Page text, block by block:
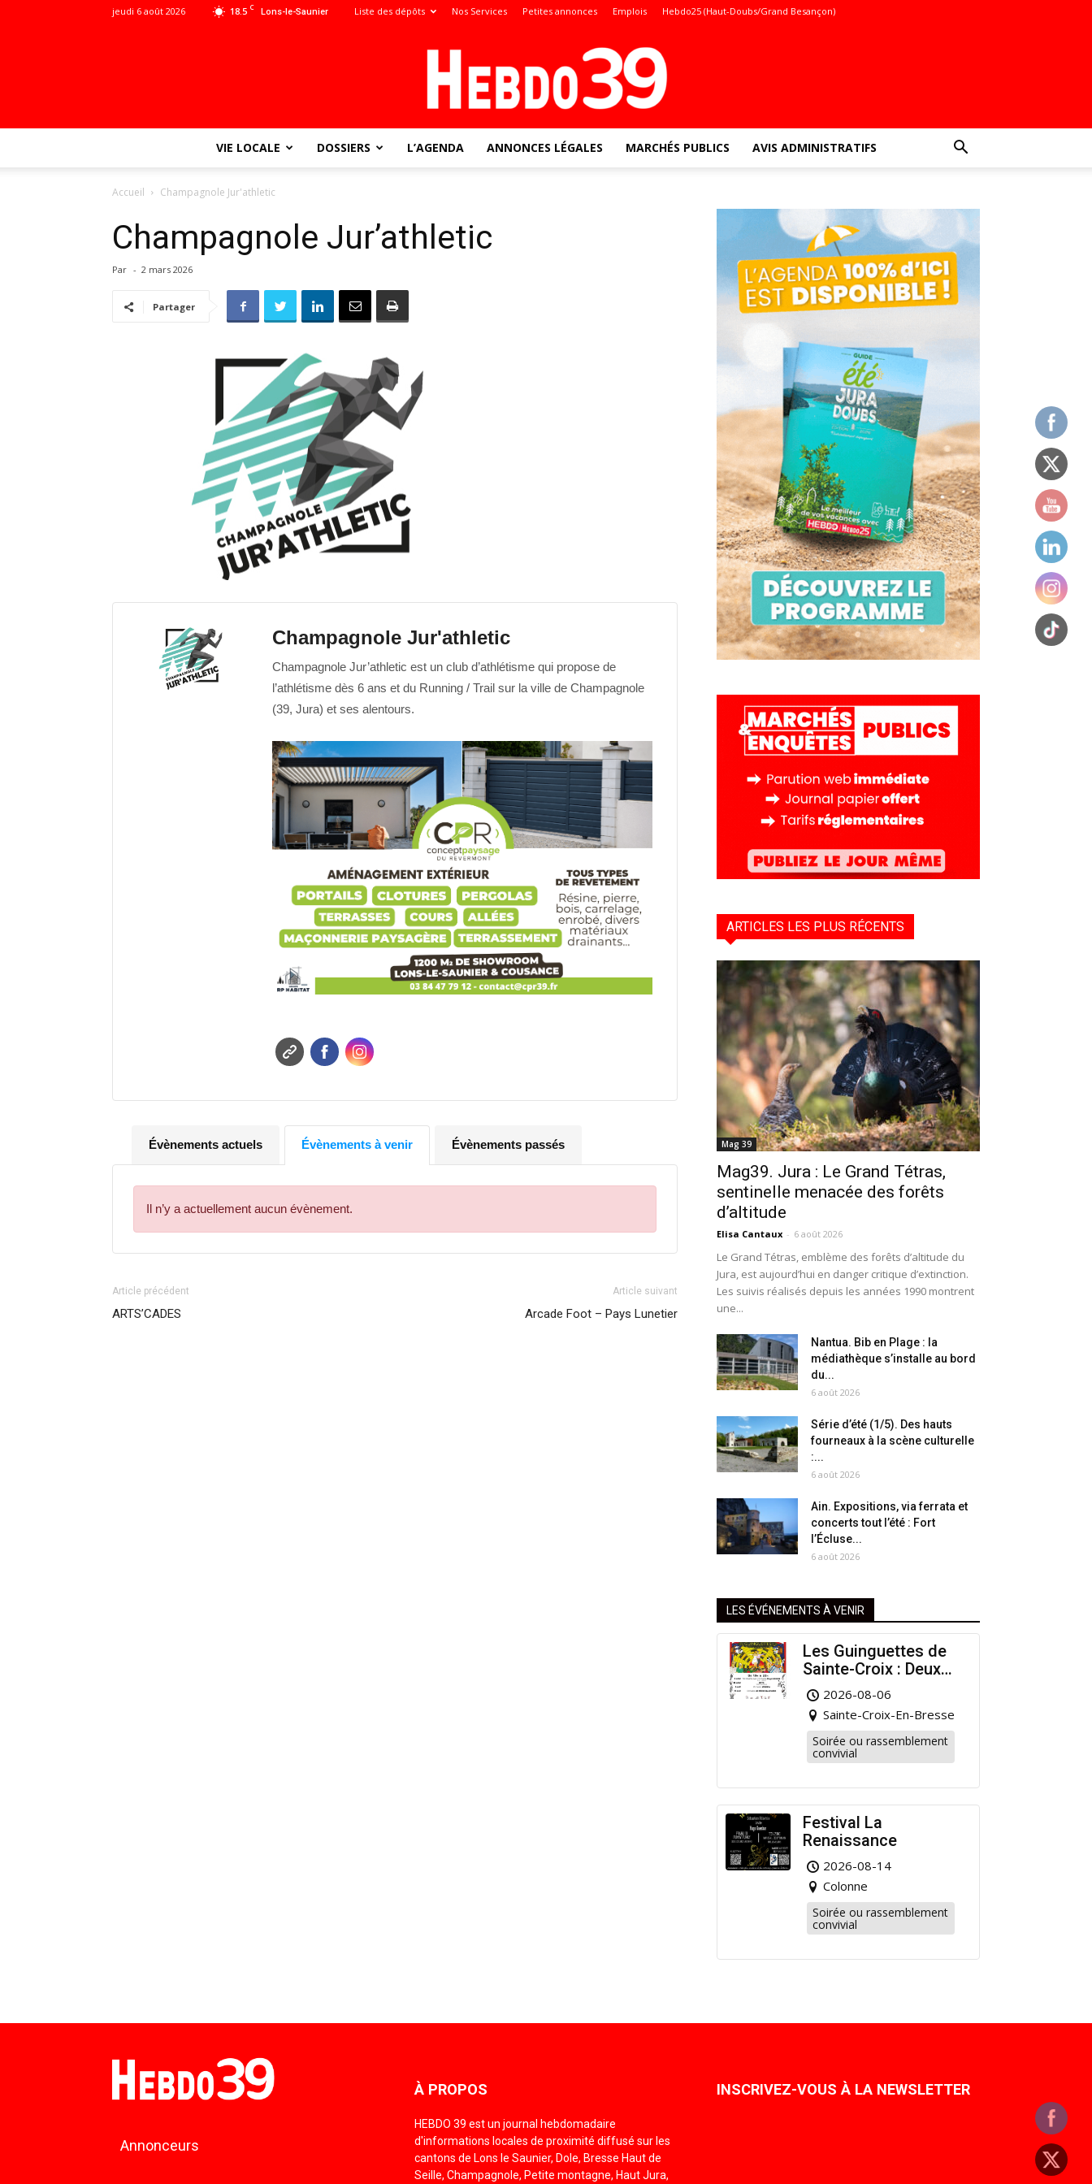
18.5 C Lons-le-Saunier
jeudi 6 août 2026 Liste des dépôts Nos Services Petites annonces Emplois Hebdo25 (Haut-Doubs/Grand Besançon)
Hebdo39
VIE LOCALE DOSSIERS L’AGENDA ANNONCES LÉGALES MARCHÉS PUBLICS AVIS ADMINISTRATIFS
Accueil Champagnole Jur'athletic
Champagnole Jur’athletic
Par - 2 mars 2026
Partager
Champagnole Jur'athletic
Champagnole Jur’athletic est un club d’athlétisme qui propose de
l’athlétisme dès 6 ans et du Running / Trail sur la ville de Champagnole
(39, Jura) et ses alentours.
Évènements actuels Évènements à venir Évènements passés
Il n’y a actuellement aucun évènement.
Article précédent
ARTS’CADES
Article suivant
Arcade Foot – Pays Lunetier
ARTICLES LES PLUS RÉCENTS
Mag 39
Mag39. Jura : Le Grand Tétras,
sentinelle menacée des forêts
d’altitude
Elisa Cantaux - 6 août 2026
Le Grand Tétras, emblème des forêts d’altitude du
Jura, est aujourd’hui en danger critique d’extinction.
Les suivis réalisés depuis les années 1990 montrent
une...
Nantua. Bib en Plage : la
médiathèque s’installe au bord
du...
6 août 2026
Série d’été (1/5). Des hauts
fourneaux à la scène culturelle
:...
6 août 2026
Ain. Expositions, via ferrata et
concerts tout l’été : Fort
l’Écluse...
6 août 2026
LES ÉVÉNEMENTS À VENIR
Les Guinguettes de
Sainte-Croix : Deux
Rendez-vous
Dansants pour
Prolonger l’Été !
2026-08-06
Sainte-Croix-En-Bresse
Soirée ou rassemblement
convivial
Festival La
Renaissance
2026-08-14
Colonne
Soirée ou rassemblement
convivial